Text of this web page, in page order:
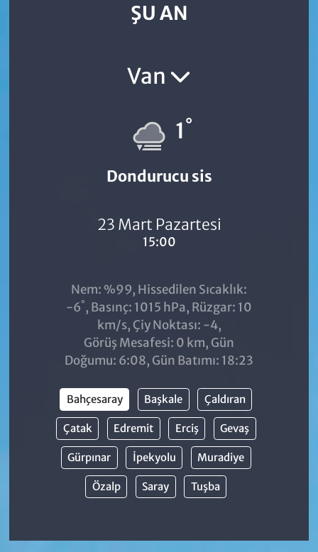
ŞU AN
Van
1°
Dondurucu sis
23 Mart Pazartesi
15:00
Nem: %99, Hissedilen Sıcaklık:
-6°, Basınç: 1015 hPa, Rüzgar: 10
km/s, Çiy Noktası: -4,
Görüş Mesafesi: 0 km, Gün
Doğumu: 6:08, Gün Batımı: 18:23
Bahçesaray Başkale Çaldıran
Çatak Edremit Erciş Gevaş
Gürpınar İpekyolu Muradiye
Özalp Saray Tuşba
Son Dakika Haberleri